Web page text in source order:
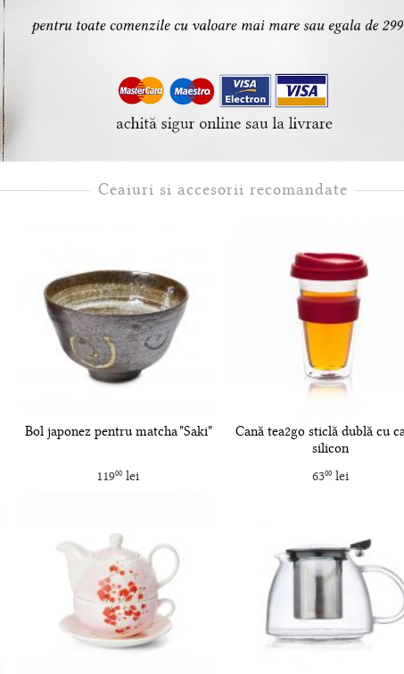
Ceaiuri si accesorii recomandate
Bol japonez pentru matcha "Saki"
11900 lei
Cană tea2go sticlă dublă cu
silicon
6300lei